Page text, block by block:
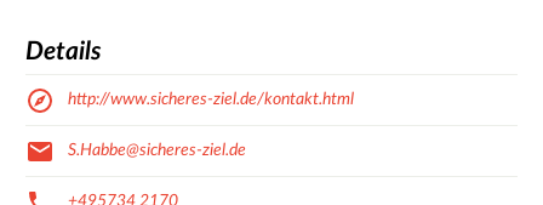
Details
http://www.sicheres-ziel.de/kontakt.html
S.Habbe@sicheres-ziel.de